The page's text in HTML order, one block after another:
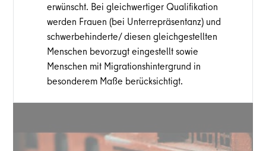
erwünscht. Bei gleichwertiger Qualifikation
werden Frauen (bei Unterrepräsentanz) und
schwerbehinderte/ diesen gleichgestellten
Menschen bevorzugt eingestellt sowie
Menschen mit Migrationshintergrund in
besonderem Maße berücksichtigt.